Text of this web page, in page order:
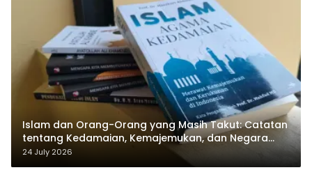
Islam dan Orang-Orang yang Masih Takut: Catatan
tentang Kedamaian, Kemajemukan, dan Negara
dalam Pemikiran Masykuri Abdillah
24 July 2026